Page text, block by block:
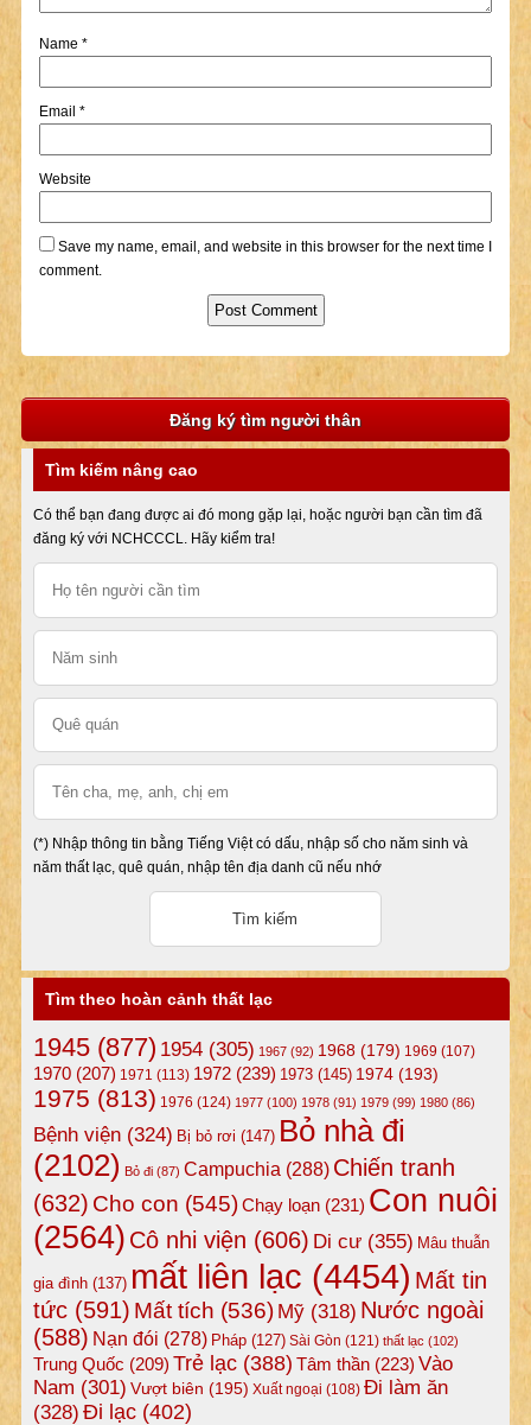
Name *
Email *
Website
Save my name, email, and website in this browser for the next time I
comment.
Đăng ký tìm người thân
Tìm kiếm nâng cao
Có thể bạn đang được ai đó mong gặp lại, hoặc người bạn cần tìm đã
đăng ký với NCHCCCL. Hãy kiểm tra!
(*) Nhập thông tin bằng Tiếng Việt có dấu, nhập số cho năm sinh và
năm thất lạc, quê quán, nhập tên địa danh cũ nếu nhớ
Tìm theo hoàn cảnh thất lạc
1945(877) 1954(305) 1967(92) 1968(179) 1969 (107)
1970(207) 1971 (113) 1972(239) 1973(145) 1974(193)
1975 (813) 1976 (124) 1977(100) 1978(91) 1979(99) 1980(86)
Bệnh viện(324) Bị bỏ rơi (147) Bỏ nhà đi
(2102) Bỏ đi(87) Campuchia (288) Chiến tranh
(632) Cho con (545)Chạy loạn(231) Con nuôi
(2564) Cô nhi viện (606) Di cư(355) Mâu thuẫn
gia đình(137) mất liên lạc (4454) Mất tin
tức(591) Mất tích (536) Mỹ(318) Nước ngoài
(588) Nạn đói (278) Pháp(127) Sài Gòn (121) thất lạc (102)
Trung Quốc (209) Trẻ lạc(388) Tâm thần(223) Vào
Nam (301) Vượt biên (195) Xuất ngoại (108) Đi làm ăn
(328) Đi lạc(402)